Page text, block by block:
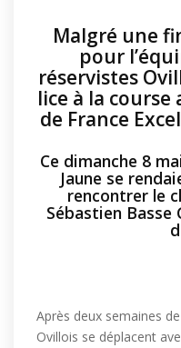
Malgré une
pour
réservistes
lice à la
de France
Ce dimanche 8
Jaune se
rencontrer le
Sébastien Basse
Après deux semaines
Ovillois se déplacent